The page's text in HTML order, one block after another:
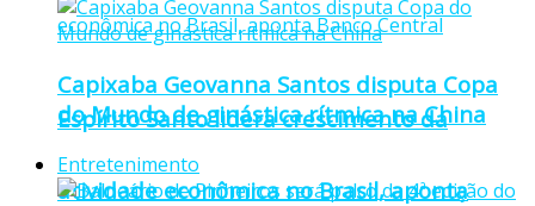
Espírito Santo lidera crescimento da
atividade econômica no Brasil, aponta
Capixaba Geovanna Santos disputa Copa
do Mundo de ginástica rítmica na China
Entretenimento